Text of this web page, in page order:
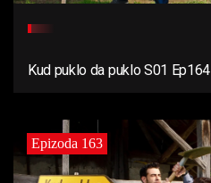
Kud puklo da puklo S01 Ep164
Epizoda 163